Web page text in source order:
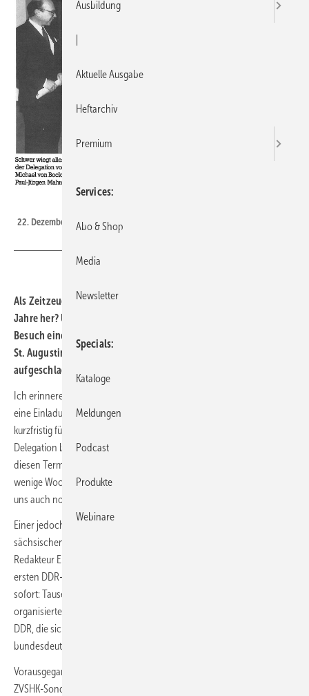
22. Dezember 1989 (aus SBZ 2-1990).
Als Zeitzeuge reibt man sich die Augen: Was, das ist schon 30
Jahre her? Und ja, vor genau 30 Jahren wurde mit dem ersten
Besuch einer kleinen Delegation aus dem DDR-SHK-Handwerk in
St. Augustin ein neues Kapitel in der ZVSHK-Verbandsgeschichte
aufgeschlagen.
Ich erinnere mich noch genau: Kurz vor Weihnachten 1989 trudelte
eine Einladung aus St. Augustin ins Haus, mit der wir ziemlich
kurzfristig für den 22. Dezember zum Besuch einer DDR-SHK-
Delegation beim ZVSHK eingeladen wurden. So richtige Lust auf
diesen Termin kurz vor Weihnachten hatte eigentlich niemand, und
wenige Wochen nach dem Fall der Mauer war das DDR-Handwerk für
uns auch noch ziemlich unbekanntes Niemandsland.
Einer jedoch war sofort Feuer und Flamme: der selbst aus dem
sächsischen Kreischa stammende, leider viel zu früh verstorbene SBZ-
Redakteur Erich Werner Streidt. Und was er uns dann vom Besuch der
ersten DDR-SHK-Delegation beim ZVSHK berichtete, elektrisierte uns
sofort: Tausende von selbstständigen oder genossenschaftlich
organisierten Handwerksbetrieben im Bereich SHK gäbe es in der
DDR, die sich möglichst schnell unter dem Dach des ZVSHK nach
bundesdeutschem Vorbild organisieren wollten.
Vorausgegangen war diesem Besuch in St. Augustin eine Reise des
ZVSHK-Sonderbeauftragten Ludwig Ruckelshausen in die DDR, eines
Ausbildung
Aktuelle Ausgabe
Heftarchiv
Premium
Services
Abo & Shop
Media
Newsletter
Specials
Kataloge
Meldungen
Podcast
Produkte
Webinare